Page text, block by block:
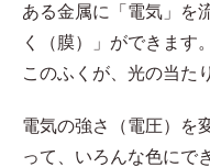
ある金属に「電気」を
く（膜）」ができます。
このふくが、光の当た
電気の強さ（電圧）を
って、いろんな色にで